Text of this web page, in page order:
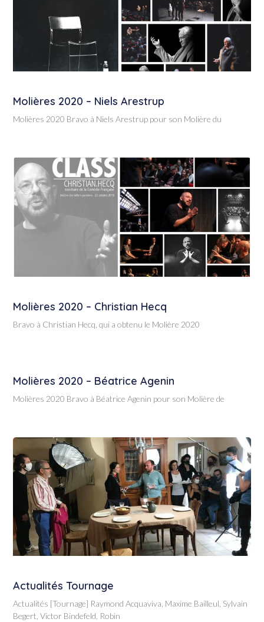
Molières 2020 – Niels Arestrup
Molières 2020 Bravo à Niels Arestrup pour son Molière du
Molières 2020 – Christian Hecq
Bravo à Christian Hecq, qui a obtenu le Molière 2020
Molières 2020 – Béatrice Agenin
Molières 2020 Bravo à Béatrice Agenin pour son Molière de
Actualités Tournage
Actualités [Tournage] Raymond Acquaviva, Maxime Bailleul, Sylvain
Begert, Victor Bindefeld, Robin